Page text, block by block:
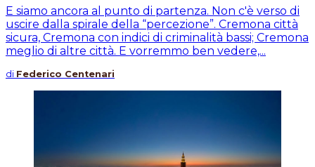
E siamo ancora al punto di partenza. Non c'è verso di
uscire dalla spirale della “percezione”. Cremona città
sicura, Cremona con indici di criminalità bassi; Cremona
meglio di altre città. E vorremmo ben vedere,...
di Federico Centenari